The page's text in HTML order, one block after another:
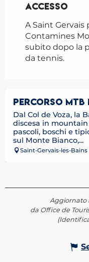
Accesso
Accesso
A Saint
Contamines
subito dopo la
da tennis.
PERCORSO
Dal Col de Voza, la
discesa in
pascoli, boschi e
sul Monte Bianco,...
Saint-Gervais-les-Bains
Aggiornato
da Office de